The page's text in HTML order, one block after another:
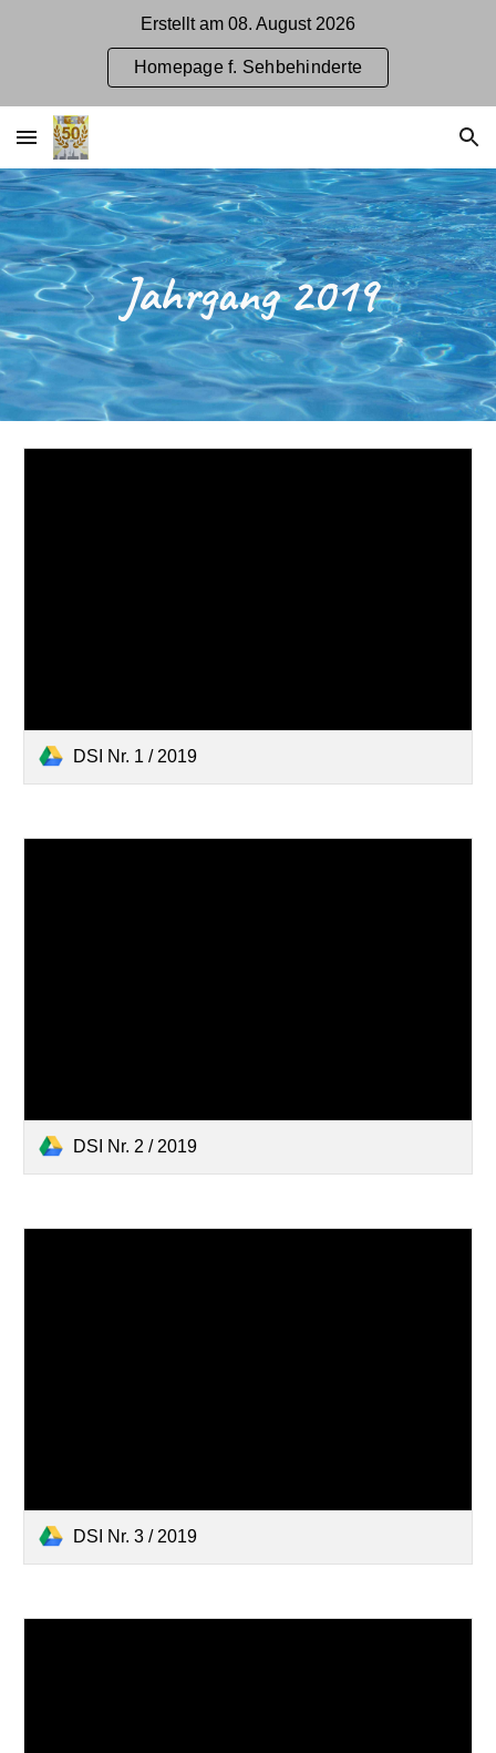
Erstellt am 08. August 2026
Homepage f. Sehbehinderte
Jahrgang 2019
DSI Nr. 1 / 2019
DSI Nr. 2 / 2019
DSI Nr. 3 / 2019